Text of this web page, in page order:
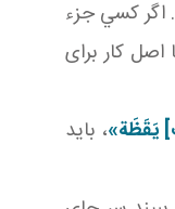
اگر کسي جزء
کار برای
يَقَظَة»، بايد